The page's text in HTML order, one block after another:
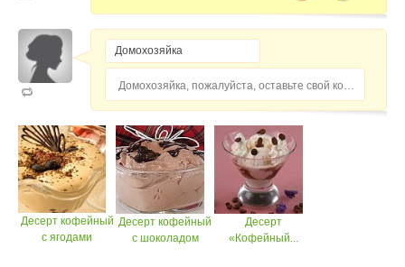
Десерт кофейный
с ягодами
Десерт кофейный
с шоколадом
Десерт
«Кофейный...